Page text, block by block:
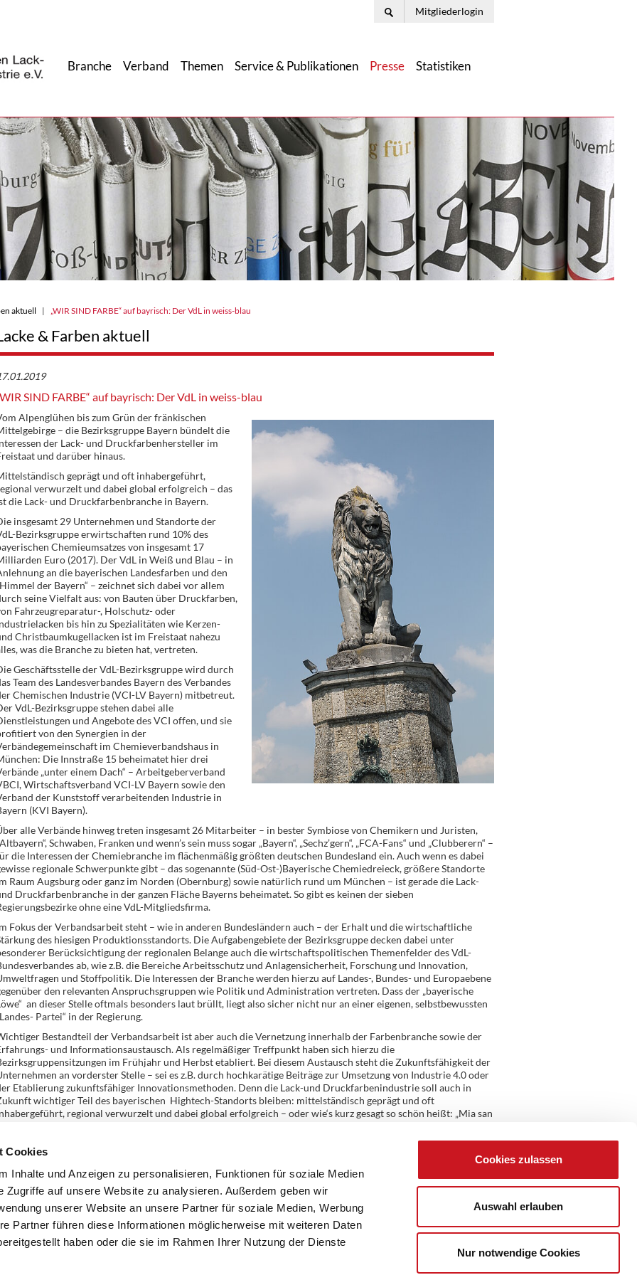
Cookies
Inhalte und Anzeigen zu personalisieren, Funktionen für soziale Medien
Zugriffe auf unsere Website zu analysieren. Außerdem geben wir
unserer Website an unsere Partner für soziale Medien, Werbung
Partner führen diese Informationen möglicherweise mit weiteren Daten
haben oder die sie im Rahmen Ihrer Nutzung der Dienste
Cookies zulassen
Auswahl erlauben
Nur notwendige Cookies
Mitgliederlogin
Branche Verband Themen Service & Publikationen Presse Statistiken
aktuell „WIR SIND FARBE“ auf bayrisch: Der VdL in weiss-blau
& Farben aktuell
SIND FARBE“ auf bayrisch: Der VdL in weiss-blau
Alpenglühen bis zum Grün der fränkischen
– die Bezirksgruppe Bayern bündelt die
der Lack- und Druckfarbenhersteller im
und darüber hinaus.
geprägt und oft inhabergeführt,
verwurzelt und dabei global erfolgreich – das
die Lack- und Druckfarbenbranche in Bayern.
insgesamt 29 Unternehmen und Standorte der
Bezirksgruppe erwirtschaften rund 10% des
Chemieumsatzes von insgesamt 17
Euro (2017). Der VdL in Weiß und Blau – in
an die bayerischen Landesfarben und den
der Bayern“ – zeichnet sich dabei vor allem
seine Vielfalt aus: von Bauten über Druckfarben,
Fahrzeugreparatur-, Holschutz- oder
bis hin zu Spezialitäten wie Kerzen-
Christbaumkugellacken ist im Freistaat nahezu
was die Branche zu bieten hat, vertreten.
Geschäftsstelle der VdL-Bezirksgruppe wird durch
Team des Landesverbandes Bayern des Verbandes
Chemischen Industrie (VCI-LV Bayern) mitbetreut.
VdL-Bezirksgruppe stehen dabei alle
und Angebote des VCI offen, und sie
von den Synergien in der
im Chemieverbandshaus in
Die Innstraße 15 beheimatet hier drei
„unter einem Dach“ – Arbeitgeberverband
Wirtschaftsverband VCI-LV Bayern sowie den
der Kunststoff verarbeitenden Industrie in
(KVI Bayern).
alle Verbände hinweg treten insgesamt 26 Mitarbeiter – in bester Symbiose von Chemikern und Juristen,
Schwaben, Franken und wenn’s sein muss sogar „Bayern“, „Sechz’gern“, „FCA-Fans“ und „Clubberern“ –
die Interessen der Chemiebranche im flächenmäßig größten deutschen Bundesland ein. Auch wenn es dabei
regionale Schwerpunkte gibt – das sogenannte (Süd-Ost-)Bayerische Chemiedreieck, größere Standorte
Raum Augsburg oder ganz im Norden (Obernburg) sowie natürlich rund um München – ist gerade die Lack-
Druckfarbenbranche in der ganzen Fläche Bayerns beheimatet. So gibt es keinen der sieben
ohne eine VdL-Mitgliedsfirma.
Fokus der Verbandsarbeit steht – wie in anderen Bundesländern auch – der Erhalt und die wirtschaftliche
des hiesigen Produktionsstandorts. Die Aufgabengebiete der Bezirksgruppe decken dabei unter
Berücksichtigung der regionalen Belange auch die wirtschaftspolitischen Themenfelder des VdL-
ab, wie z.B. die Bereiche Arbeitsschutz und Anlagensicherheit, Forschung und Innovation,
und Stoffpolitik. Die Interessen der Branche werden hierzu auf Landes-, Bundes- und Europaebene
den relevanten Anspruchsgruppen wie Politik und Administration vertreten. Dass der „bayerische
an dieser Stelle oftmals besonders laut brüllt, liegt also sicher nicht nur an einer eigenen, selbstbewussten
Partei“ in der Regierung.
Bestandteil der Verbandsarbeit ist aber auch die Vernetzung innerhalb der Farbenbranche sowie der
und Informationsaustausch. Als regelmäßiger Treffpunkt haben sich hierzu die
im Frühjahr und Herbst etabliert. Bei diesem Austausch steht die Zukunftsfähigkeit der
an vorderster Stelle – sei es z.B. durch hochkarätige Beiträge zur Umsetzung von Industrie 4.0 oder
Etablierung zukunftsfähiger Innovationsmethoden. Denn die Lack-und Druckfarbenindustrie soll auch in
wichtiger Teil des bayerischen Hightech-Standorts bleiben: mittelständisch geprägt und oft
regional verwurzelt und dabei global erfolgreich – oder wie‘s kurz gesagt so schön heißt: „Mia san
Zurück